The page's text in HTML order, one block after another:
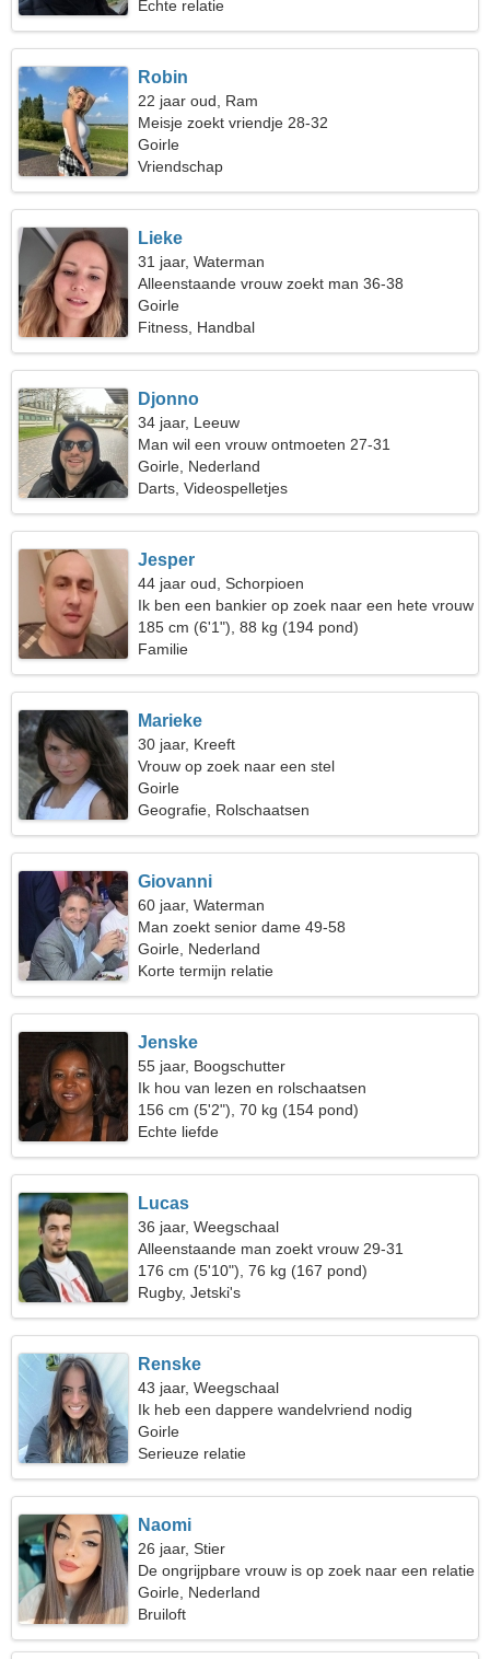
Echte relatie
Robin
22 jaar oud, Ram
Meisje zoekt vriendje 28-32
Goirle
Vriendschap
Lieke
31 jaar, Waterman
Alleenstaande vrouw zoekt man 36-38
Goirle
Fitness, Handbal
Djonno
34 jaar, Leeuw
Man wil een vrouw ontmoeten 27-31
Goirle, Nederland
Darts, Videospelletjes
Jesper
44 jaar oud, Schorpioen
Ik ben een bankier op zoek naar een hete vrouw
185 cm (6'1"), 88 kg (194 pond)
Familie
Marieke
30 jaar, Kreeft
Vrouw op zoek naar een stel
Goirle
Geografie, Rolschaatsen
Giovanni
60 jaar, Waterman
Man zoekt senior dame 49-58
Goirle, Nederland
Korte termijn relatie
Jenske
55 jaar, Boogschutter
Ik hou van lezen en rolschaatsen
156 cm (5'2"), 70 kg (154 pond)
Echte liefde
Lucas
36 jaar, Weegschaal
Alleenstaande man zoekt vrouw 29-31
176 cm (5'10"), 76 kg (167 pond)
Rugby, Jetski's
Renske
43 jaar, Weegschaal
Ik heb een dappere wandelvriend nodig
Goirle
Serieuze relatie
Naomi
26 jaar, Stier
De ongrijpbare vrouw is op zoek naar een relatie
Goirle, Nederland
Bruiloft